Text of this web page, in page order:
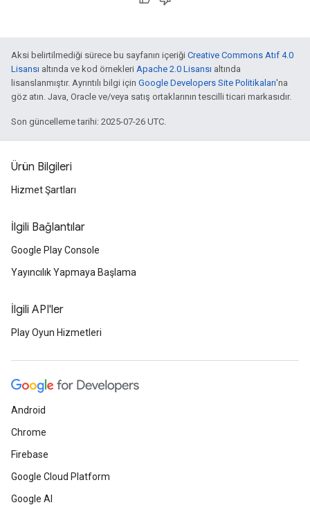
Aksi belirtilmediği sürece bu sayfanın içeriği Creative Commons Atıf 4.0
Lisansı altında ve kod örnekleri Apache 2.0 Lisansı altında
lisanslanmıştır. Ayrıntılı bilgi için Google Developers Site Politikaları'na
göz atın. Java, Oracle ve/veya satış ortaklarının tescilli ticari markasıdır.
Son güncelleme tarihi: 2025-07-26 UTC.
Ürün Bilgileri
Hizmet Şartları
İlgili Bağlantılar
Google Play Console
Yayıncılık Yapmaya Başlama
İlgili API'ler
Play Oyun Hizmetleri
Android
Chrome
Firebase
Google Cloud Platform
Google AI